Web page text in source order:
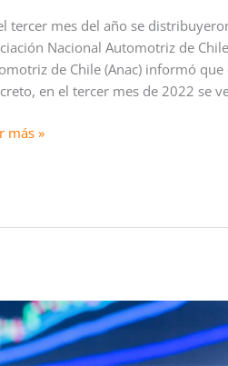
tercer mes del año se
Nacional Automotriz de
de Chile (Anac) informó
en el tercer mes de 2022 se
más »